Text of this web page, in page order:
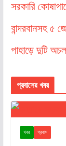
সরকারি
বান্দরবানসহ ৫
পাহাড়ে দুটি
প্রবাসের খবর
খবর প্রবাস